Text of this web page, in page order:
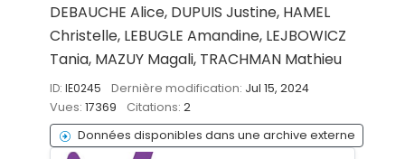
DEBAUCHE Alice, DUPUIS Justine, HAMEL
Christelle, LEBUGLE Amandine, LEJBOWICZ
Tania, MAZUY Magali, TRACHMAN Mathieu
ID: IE0245 Dernière modification: Jul 15, 2024
Vues: 17369 Citations: 2
Données disponibles dans une archive externe